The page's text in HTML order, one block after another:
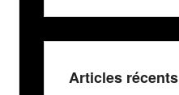
Articles récents